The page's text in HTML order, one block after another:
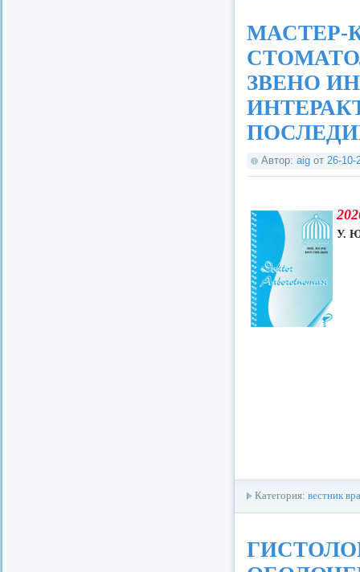
МАСТЕР-
ЗВЕНО
Автор: aig от 26-10-
У.
Категория: вестник